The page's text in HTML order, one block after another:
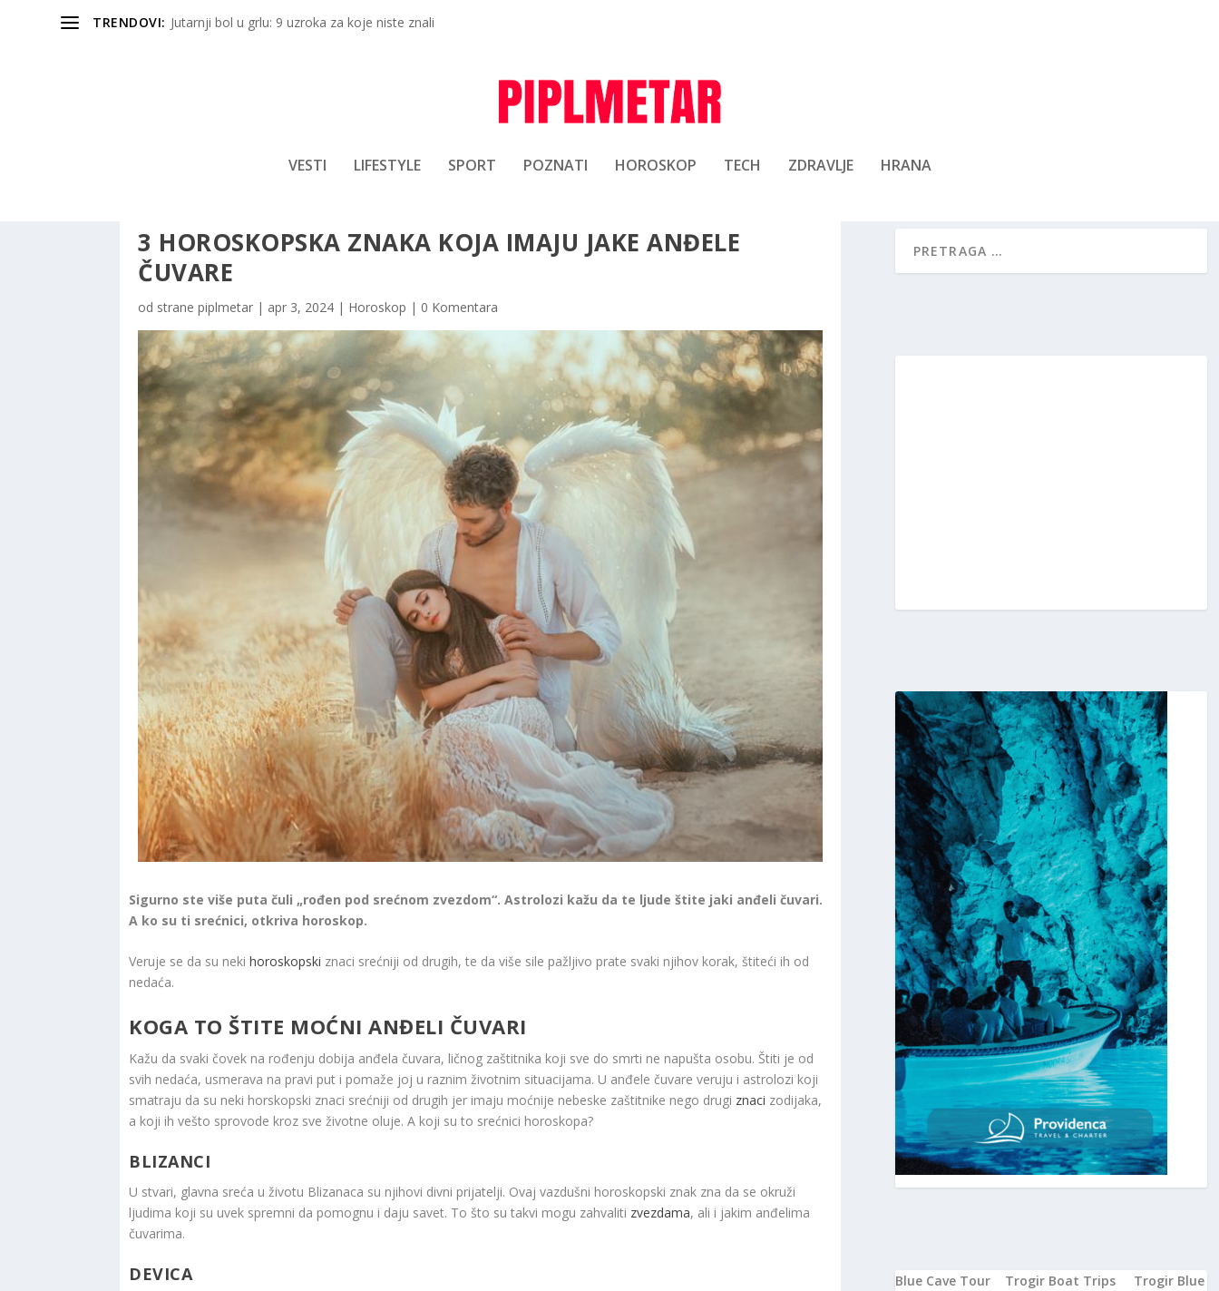
TRENDOVI: Jutarnji bol u grlu: 9 uzroka za koje niste znali
VESTI LIFESTYLE SPORT POZNATI HOROSKOP TECH ZDRAVLJE HRANA
3 HOROSKOPSKA ZNAKA KOJA IMAJU JAKE ANĐELE
ČUVARE
od strane piplmetar | apr 3, 2024 | Horoskop | 0 Komentara
Sigurno ste više puta čuli „rođen pod srećnom zvezdom“. Astrolozi kažu da te ljude štite jaki anđeli čuvari.
A ko su ti srećnici, otkriva horoskop.
Veruje se da su neki horoskopski znaci srećniji od drugih, te da više sile pažljivo prate svaki njihov korak, štiteći ih od
nedaća.
KOGA TO ŠTITE MOĆNI ANĐELI ČUVARI
Kažu da svaki čovek na rođenju dobija anđela čuvara, ličnog zaštitnika koji sve do smrti ne napušta osobu. Štiti je od
svih nedaća, usmerava na pravi put i pomaže joj u raznim životnim situacijama. U anđele čuvare veruju i astrolozi koji
smatraju da su neki horskopski znaci srećniji od drugih jer imaju moćnije nebeske zaštitnike nego drugi znaci zodijaka,
a koji ih vešto sprovode kroz sve životne oluje. A koji su to srećnici horoskopa?
BLIZANCI
U stvari, glavna sreća u životu Blizanaca su njihovi divni prijatelji. Ovaj vazdušni horoskopski znak zna da se okruži
ljudima koji su uvek spremni da pomognu i daju savet. To što su takvi mogu zahvaliti zvezdama, ali i jakim anđelima
čuvarima.
DEVICA Blue Cave Tour Trogir Boat Trips
Trogir Blue